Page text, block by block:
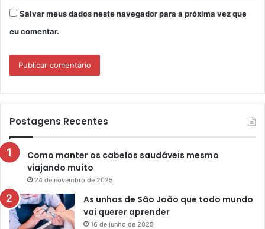
Salvar meus dados neste navegador para a próxima vez que
eu comentar.
Postagens Recentes
Como manter os cabelos saudáveis mesmo
viajando muito
24 de novembro de 2025
As unhas de São João que todo mundo
vai querer aprender
16 de junho de 2025